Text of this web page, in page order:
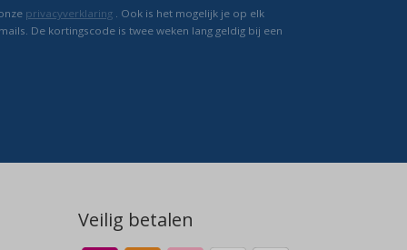
privacyverklaring . Ook is het mogelijk je op elk
De kortingscode is twee weken lang geldig bij een
Veilig betalen